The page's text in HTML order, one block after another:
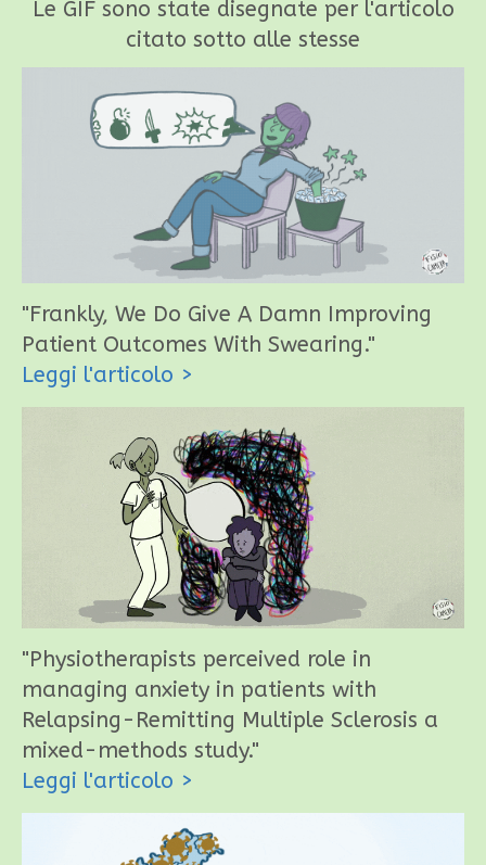
Le GIF sono state disegnate per l'articolo
citato sotto alle stesse
"Frankly, We Do Give A Damn Improving
Patient Outcomes With Swearing."
Leggi l'articolo >
"Physiotherapists perceived role in
managing anxiety in patients with
Relapsing-Remitting Multiple Sclerosis a
mixed-methods study."
Leggi l'articolo >